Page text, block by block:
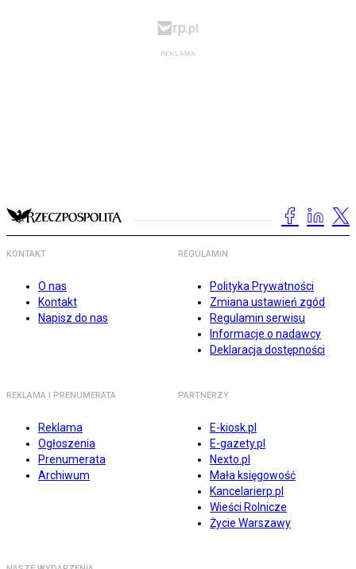
KONTAKT
O nas
Kontakt
Napisz do nas
REGULAMIN
Polityka Prywatności
Zmiana ustawień zgód
Regulamin serwisu
Informacje o nadawcy
Deklaracja dostępności
REKLAMA I PRENUMERATA
Reklama
Ogłoszenia
Prenumerata
Archiwum
PARTNERZY
E-kiosk.pl
E-gazety.pl
Nexto.pl
Mała księgowość
Kancelarierp.pl
Wieści Rolnicze
Życie Warszawy